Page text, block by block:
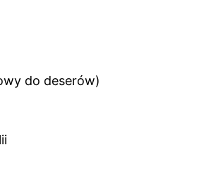
do deserów)